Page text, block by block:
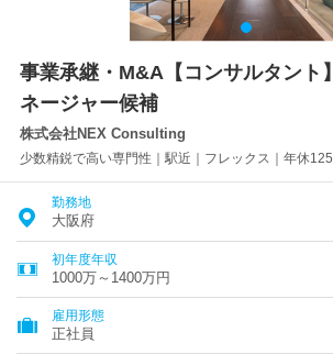
事業承継・M&A【コンサルタント
ネージャー候補
株式会社NEX Consulting
少数精鋭で高い専門性｜駅近｜フレックス｜年休
勤務地
大阪府
初年度年収
1000万～1400万円
雇用形態
正社員